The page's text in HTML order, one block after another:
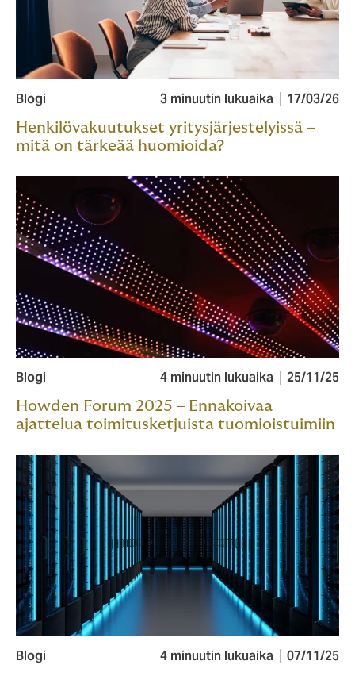
Blogi 3 minuutin lukuaika 17/03/26
Henkilövakuutukset yritysjärjestelyissä –
mitä on tärkeää huomioida?
Blogi 4 minuutin lukuaika 25/11/25
Howden Forum 2025 – Ennakoivaa
ajattelua toimitusketjuista tuomioistuimiin
Blogi 4 minuutin lukuaika 07/11/25